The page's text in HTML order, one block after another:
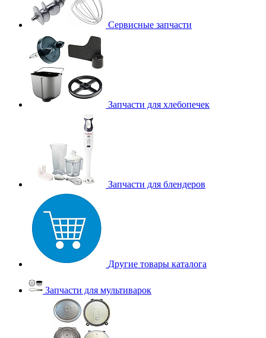
Сервисные запчасти
Запчасти для хлебопечек
Запчасти для блендеров
Другие товары каталога
Запчасти для мультиварок